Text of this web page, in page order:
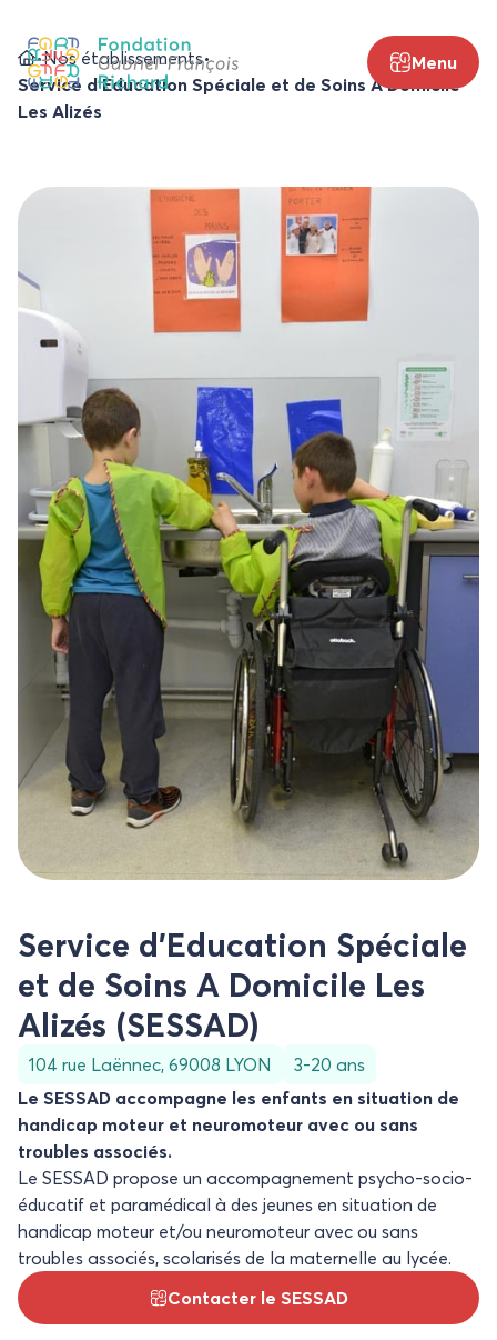
contenu
Menu
•Nos établissements•
Service d’Education Spéciale et de Soins A Domicile
Les Alizés
Service d’Education Spéciale
et de Soins A Domicile Les
Alizés (SESSAD)
104 rue Laënnec, 69008 LYON
3-20 ans
Le SESSAD accompagne les enfants en situation de
handicap moteur et neuromoteur avec ou sans
troubles associés.
Le SESSAD propose un accompagnement psycho-socio-
éducatif et paramédical à des jeunes en situation de
handicap moteur et/ou neuromoteur avec ou sans
troubles associés, scolarisés de la maternelle au lycée.
Contacter le SESSAD